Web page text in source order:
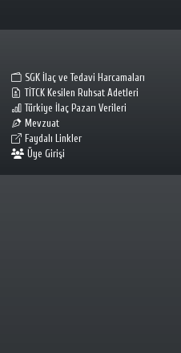
SGK İlaç ve Tedavi Harcamaları
TİTCK Kesilen Ruhsat Adetleri
Türkiye İlaç Pazarı Verileri
Mevzuat
Faydalı Linkler
Üye Girişi